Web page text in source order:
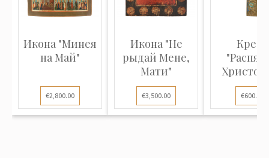
Икона "Минея
на Май"
€2,800.00
Икона "Не
рыдай Мене,
Мати"
€3,500.00
Крест
€600.00